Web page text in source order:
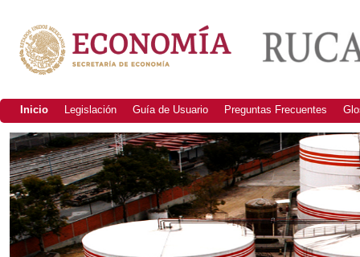
Inicio Legislación Guía de Usuario Preguntas Frecuentes